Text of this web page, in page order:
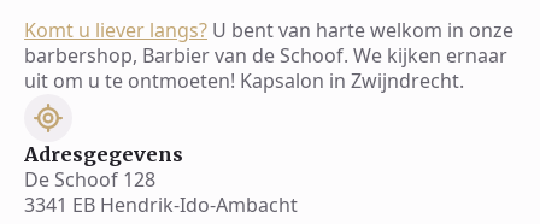
Komt u liever langs? U bent van harte welkom in onze
barbershop, Barbier van de Schoof. We kijken ernaar
uit om u te ontmoeten! Kapsalon in Zwijndrecht.
Adresgegevens
De Schoof 128
3341 EB Hendrik-Ido-Ambacht